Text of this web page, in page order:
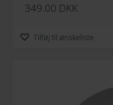
349.00 DKK
Tilføj til ønskeliste